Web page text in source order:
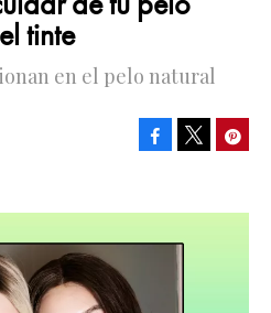
tinte
en el pelo natural
Facebook